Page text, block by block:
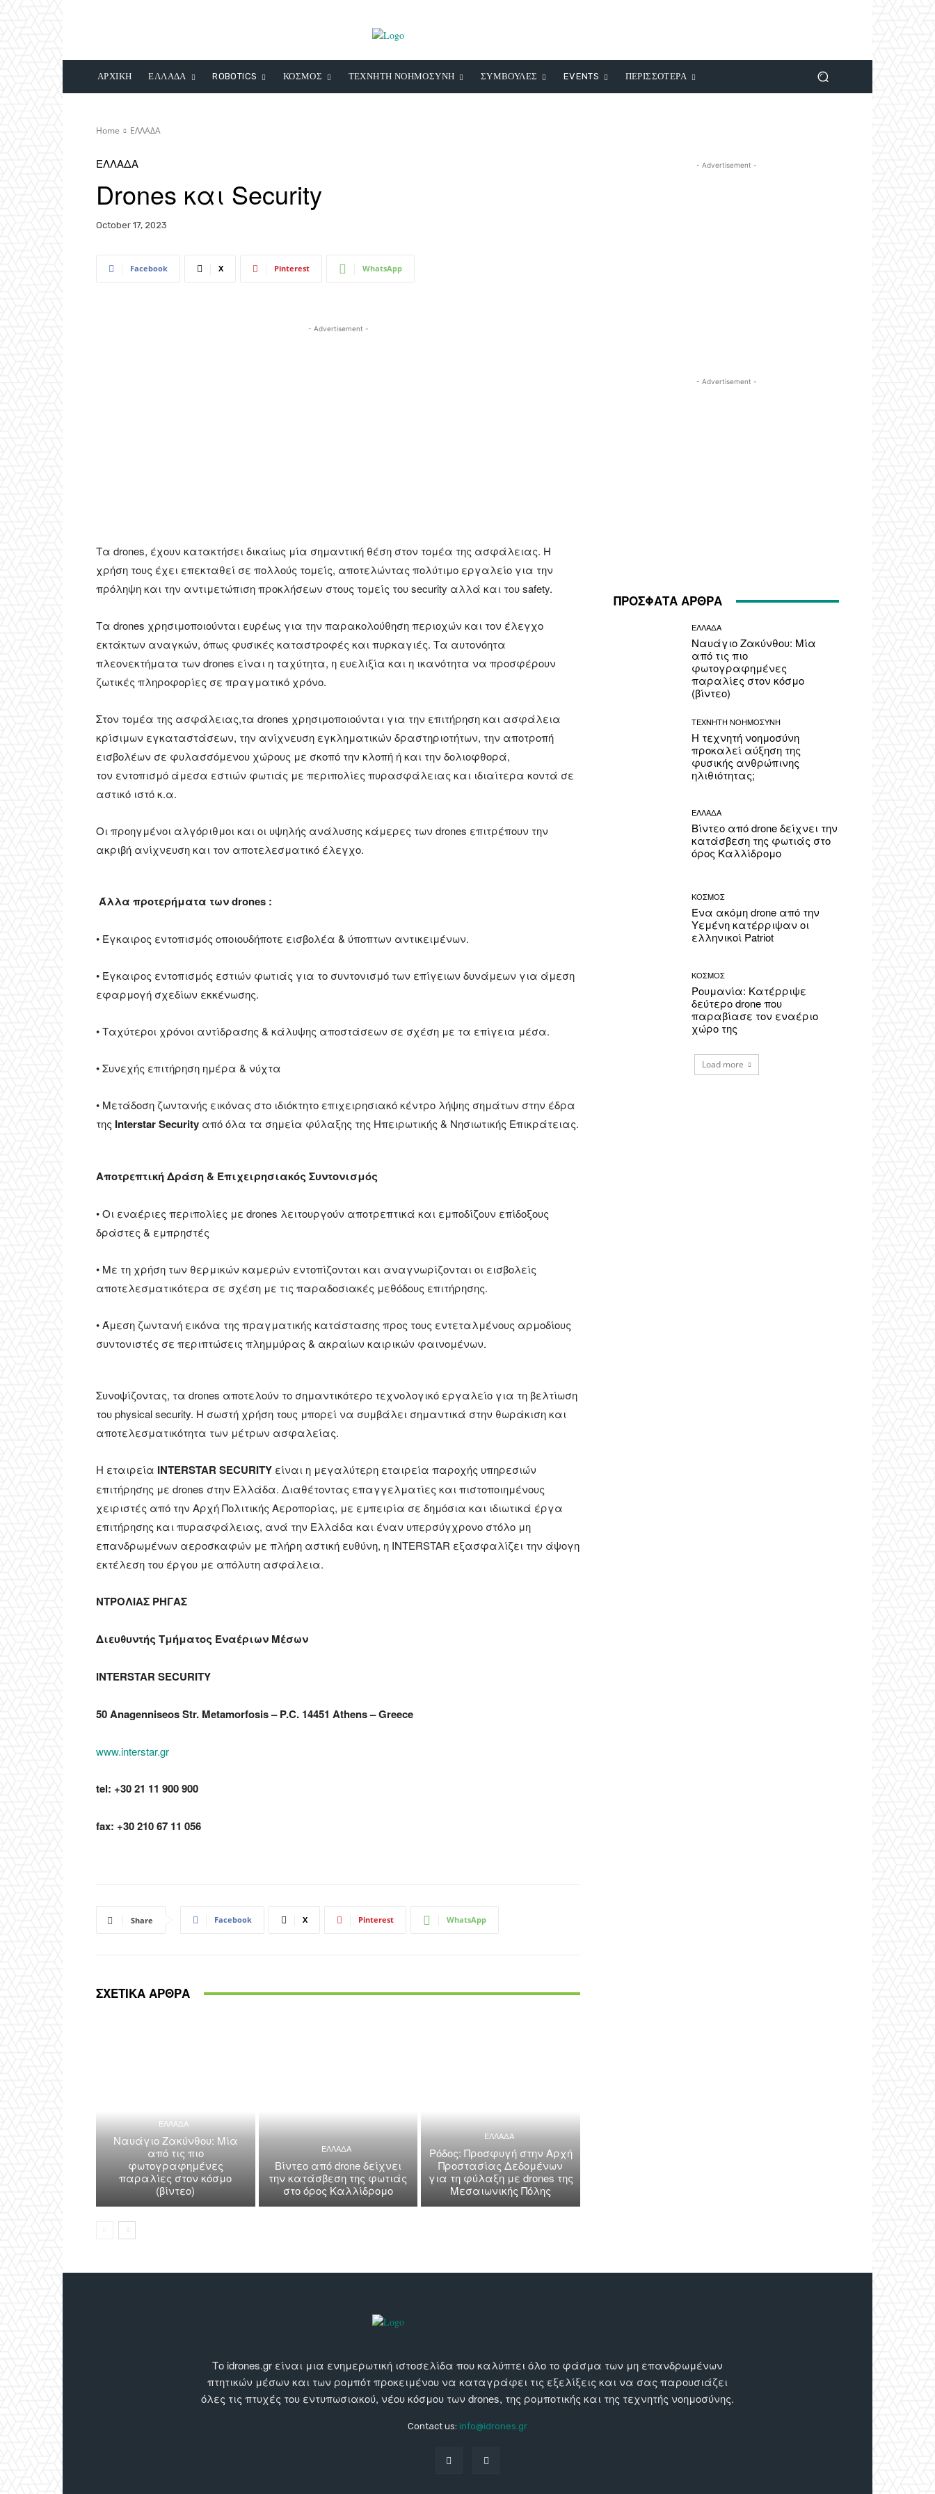
ΑΡΧΙΚΗ ΕΛΛΑΔΑ ROBOTICS ΚΟΣΜΟΣ ΤΕΧΝΗΤΗ ΝΟΗΜΟΣΥΝΗ ΣΥΜΒΟΥΛΕΣ EVENTS ΠΕΡΙΣΣΟΤΕΡΑ
Home ΕΛΛΑΔΑ
ΕΛΛΑΔΑ
Drones και Security
October 17, 2023
Facebook X Pinterest WhatsApp
- Advertisement -
Τα drones, έχουν κατακτήσει δικαίως μία σημαντική θέση στον τομέα της ασφάλειας. Η
χρήση τους έχει επεκταθεί σε πολλούς τομείς, αποτελώντας πολύτιμο εργαλείο για την
πρόληψη και την αντιμετώπιση προκλήσεων στους τομείς του security αλλά και του safety.
Τα drones χρησιμοποιούνται ευρέως για την παρακολούθηση περιοχών και τον έλεγχο
εκτάκτων αναγκών, όπως φυσικές καταστροφές και πυρκαγιές. Τα αυτονόητα
πλεονεκτήματα των drones είναι η ταχύτητα, η ευελιξία και η ικανότητα να προσφέρουν
ζωτικές πληροφορίες σε πραγματικό χρόνο.
Στον τομέα της ασφάλειας,τα drones χρησιμοποιούνται για την επιτήρηση και ασφάλεια
κρίσιμων εγκαταστάσεων, την ανίχνευση εγκληματικών δραστηριοτήτων, την αποτροπή
εισβολέων σε φυλασσόμενου χώρους με σκοπό την κλοπή ή και την δολιοφθορά,
τον εντοπισμό άμεσα εστιών φωτιάς με περιπολίες πυρασφάλειας και ιδιαίτερα κοντά σε
αστικό ιστό κ.α.
Οι προηγμένοι αλγόριθμοι και οι υψηλής ανάλυσης κάμερες των drones επιτρέπουν την
ακριβή ανίχνευση και τον αποτελεσματικό έλεγχο.
Άλλα προτερήματα των drones :
• Έγκαιρος εντοπισμός οποιουδήποτε εισβολέα & ύποπτων αντικειμένων.
• Έγκαιρος εντοπισμός εστιών φωτιάς για το συντονισμό των επίγειων δυνάμεων για άμεση
εφαρμογή σχεδίων εκκένωσης.
• Ταχύτεροι χρόνοι αντίδρασης & κάλυψης αποστάσεων σε σχέση με τα επίγεια μέσα.
• Συνεχής επιτήρηση ημέρα & νύχτα
• Μετάδοση ζωντανής εικόνας στο ιδιόκτητο επιχειρησιακό κέντρο λήψης σημάτων στην έδρα
της Interstar Security από όλα τα σημεία φύλαξης της Ηπειρωτικής & Νησιωτικής Επικράτειας.
Αποτρεπτική Δράση & Επιχειρησιακός Συντονισμός
• Οι εναέριες περιπολίες με drones λειτουργούν αποτρεπτικά και εμποδίζουν επίδοξους
δράστες & εμπρηστές
• Με τη χρήση των θερμικών καμερών εντοπίζονται και αναγνωρίζονται οι εισβολείς
αποτελεσματικότερα σε σχέση με τις παραδοσιακές μεθόδους επιτήρησης.
• Άμεση ζωντανή εικόνα της πραγματικής κατάστασης προς τους εντεταλμένους αρμοδίους
συντονιστές σε περιπτώσεις πλημμύρας & ακραίων καιρικών φαινομένων.
Συνοψίζοντας, τα drones αποτελούν το σημαντικότερο τεχνολογικό εργαλείο για τη βελτίωση
του physical security. Η σωστή χρήση τους μπορεί να συμβάλει σημαντικά στην θωράκιση και
αποτελεσματικότητα των μέτρων ασφαλείας.
Η εταιρεία INTERSTAR SECURITY είναι η μεγαλύτερη εταιρεία παροχής υπηρεσιών
επιτήρησης με drones στην Ελλάδα. Διαθέτοντας επαγγελματίες και πιστοποιημένους
χειριστές από την Αρχή Πολιτικής Αεροπορίας, με εμπειρία σε δημόσια και ιδιωτικά έργα
επιτήρησης και πυρασφάλειας, ανά την Ελλάδα και έναν υπερσύγχρονο στόλο μη
επανδρωμένων αεροσκαφών με πλήρη αστική ευθύνη, η INTERSTAR εξασφαλίζει την άψογη
εκτέλεση του έργου με απόλυτη ασφάλεια.
ΝΤΡΟΛΙΑΣ ΡΗΓΑΣ
Διευθυντής Τμήματος Εναέριων Μέσων
INTERSTAR SECURITY
50 Anagenniseos Str. Metamorfosis – P.C. 14451 Athens – Greece
www.interstar.gr
tel: +30 21 11 900 900
fax: +30 210 67 11 056
Share Facebook X Pinterest WhatsApp
ΣΧΕΤΙΚΑ ΑΡΘΡΑ
ΕΛΛΑΔΑ
Ναυάγιο Ζακύνθου: Μία
από τις πιο
φωτογραφημένες
παραλίες στον κόσμο
(βίντεο)
ΕΛΛΑΔΑ
Βίντεο από drone δείχνει
την κατάσβεση της φωτιάς
στο όρος Καλλίδρομο
ΕΛΛΑΔΑ
Ρόδος: Προσφυγή στην Αρχή
Προστασίας Δεδομένων
για τη φύλαξη με drones της
Μεσαιωνικής Πόλης
- Advertisement -
- Advertisement -
ΠΡΟΣΦΑΤΑ ΑΡΘΡΑ
ΕΛΛΑΔΑ
Ναυάγιο Ζακύνθου: Μία
από τις πιο
φωτογραφημένες
παραλίες στον κόσμο
(βίντεο)
ΤΕΧΝΗΤΗ ΝΟΗΜΟΣΥΝΗ
Η τεχνητή νοημοσύνη
προκαλεί αύξηση της
φυσικής ανθρώπινης
ηλιθιότητας;
ΕΛΛΑΔΑ
Βίντεο από drone δείχνει την
κατάσβεση της φωτιάς στο
όρος Καλλίδρομο
ΚΟΣΜΟΣ
Ένα ακόμη drone από την
Υεμένη κατέρριψαν οι
ελληνικοί Patriot
ΚΟΣΜΟΣ
Ρουμανία: Κατέρριψε
δεύτερο drone που
παραβίασε τον εναέριο
χώρο της
Load more
Το idrones.gr είναι μια ενημερωτική ιστοσελίδα που καλύπτει όλο το φάσμα των μη επανδρωμένων
πτητικών μέσων και των ρομπότ προκειμένου να καταγράφει τις εξελίξεις και να σας παρουσιάζει
όλες τις πτυχές του εντυπωσιακού, νέου κόσμου των drones, της ρομποτικής και της τεχνητής νοημοσύνης.
Contact us: info@idrones.gr